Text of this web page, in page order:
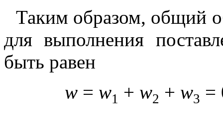
Таким образом, общий
для выполнения
быть равен
w = w1 + w2 + w3 =